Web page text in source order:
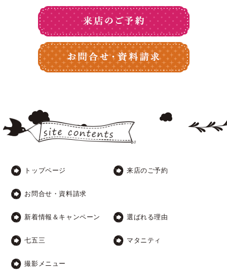
トップページ 来店のご予約
お問合せ・資料請求
新着情報＆キャンペーン 選ばれる理由
七五三 マタニティ
撮影メニュー